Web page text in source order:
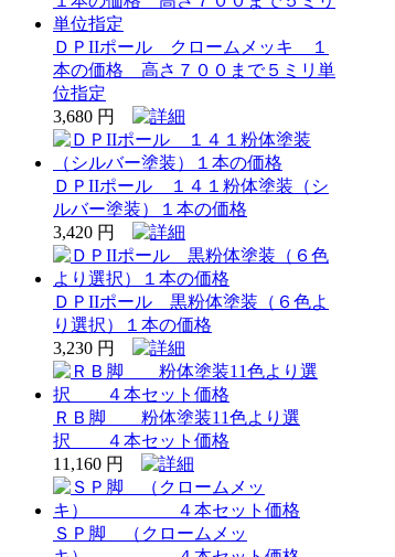
ＤＰIIポール クロームメッキ １
本の価格 高さ７００まで５ミリ単
位指定
3,680 円
ＤＰIIポール １４１粉体塗装（シ
ルバー塗装）１本の価格
3,420 円
ＤＰIIポール 黒粉体塗装（６色よ
り選択）１本の価格
3,230 円
ＲＢ脚 粉体塗装11色より選
択 ４本セット価格
11,160 円
ＳＰ脚 （クロームメッ